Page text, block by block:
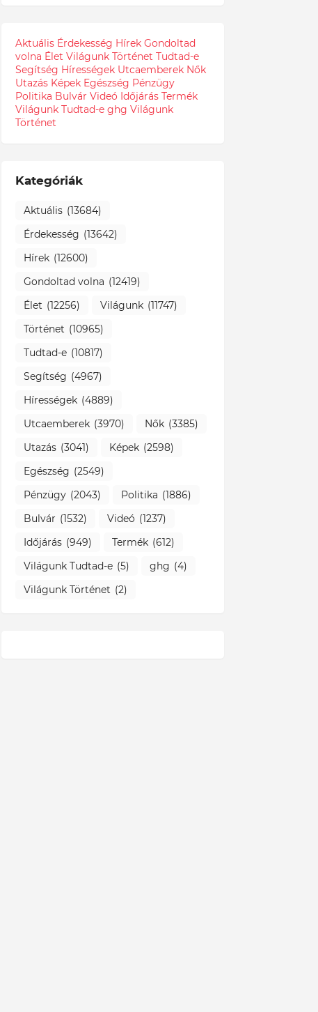
Aktuális Érdekesség Hírek Gondoltad
volna Élet Világunk Történet Tudtad-e
Segítség Hírességek Utcaemberek Nők
Utazás Képek Egészség Pénzügy
Politika Bulvár Videó Időjárás Termék
Világunk Tudtad-e ghg Világunk
Történet
Kategóriák
Aktuális (13684)
Érdekesség (13642)
Hírek (12600)
Gondoltad volna (12419)
Élet (12256) Világunk (11747)
Történet (10965)
Tudtad-e (10817)
Segítség (4967)
Hírességek (4889)
Utcaemberek (3970) Nők (3385)
Utazás (3041) Képek (2598)
Egészség (2549)
Pénzügy (2043) Politika (1886)
Bulvár (1532) Videó (1237)
Időjárás (949) Termék (612)
Világunk Tudtad-e (5) ghg (4)
Világunk Történet (2)